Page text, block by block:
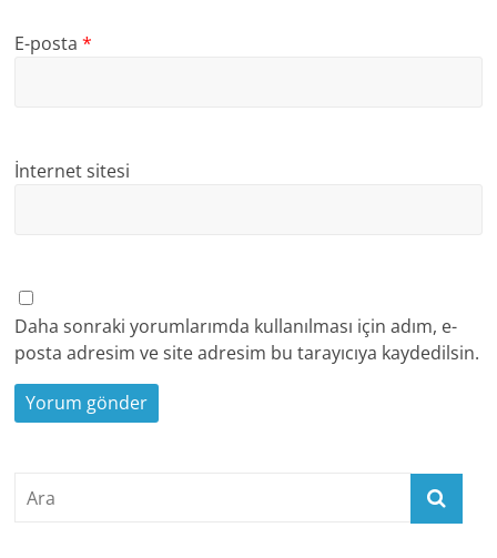
E-posta*
İnternet sitesi
Daha sonraki yorumlarımda kullanılması için adım, e-
posta adresim ve site adresim bu tarayıcıya kaydedilsin.